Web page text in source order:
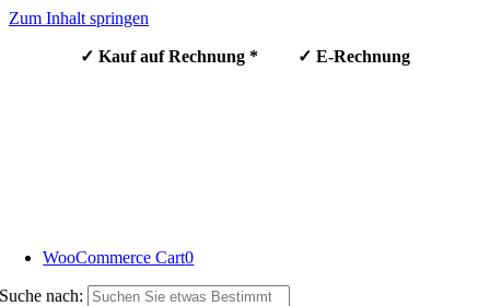
Zum Inhalt springen
✓ Kauf auf Rechnung * ✓ E-Rechnung
WooCommerce Cart0
Suche nach: